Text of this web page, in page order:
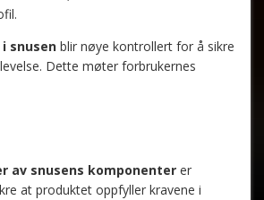
snusen blir nøye kontrollert for å sikre
Dette møter forbrukernes
av snusens komponenter er
at produktet oppfyller kravene i